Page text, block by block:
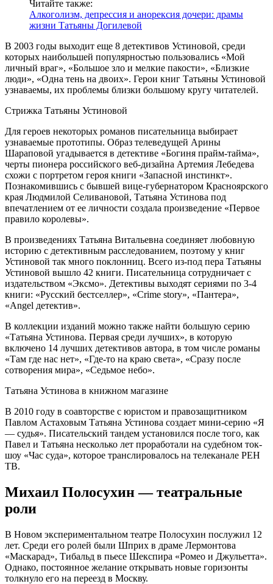
Читайте также:
Алкоголизм, депрессия и анорексия дочери: драмы
жизни Татьяны Догилевой
В 2003 годы выходит еще 8 детективов Устиновой, среди
которых наибольшей популярностью пользовались «Мой
личный враг», «Большое зло и мелкие пакости», «Близкие
люди», «Одна тень на двоих». Герои книг Татьяны Устиновой
узнаваемы, их проблемы близки большому кругу читателей.
Стрижка Татьяны Устиновой
Для героев некоторых романов писательница выбирает
узнаваемые прототипы. Образ телеведущей Арины
Шараповой угадывается в детективе «Богиня прайм-тайма»,
черты пионера российского веб-дизайна Артемия Лебедева
схожи с портретом героя книги «Запасной инстинкт».
Познакомившись с бывшей вице-губернатором Красноярского
края Людмилой Селивановой, Татьяна Устинова под
впечатлением от ее личности создала произведение «Первое
правило королевы».
В произведениях Татьяна Витальевна соединяет любовную
историю с детективным расследованием, поэтому у книг
Устиновой так много поклонниц. Всего из-под пера Татьяны
Устиновой вышло 42 книги. Писательница сотрудничает с
издательством «Эксмо». Детективы выходят сериями по 3-4
книги: «Русский бестселлер», «Сrime story», «Пантера»,
«Аngel детектив».
В коллекции изданий можно также найти большую серию
«Татьяна Устинова. Первая среди лучших», в которую
включено 14 лучших детективов автора, в том числе романы
«Там где нас нет», «Где-то на краю света», «Сразу после
сотворения мира», «Седьмое небо».
Татьяна Устинова в книжном магазине
В 2010 году в соавторстве с юристом и правозащитником
Павлом Астаховым Татьяна Устинова создает мини-серию «Я
— судья». Писательский тандем установился после того, как
Павел и Татьяна несколько лет проработали на судебном ток-
шоу «Час суда», которое транслировалось на телеканале РЕН
ТВ.
Михаил Полосухин — театральные
роли
В Новом экспериментальном театре Полосухин послужил 12
лет. Среди его ролей были Шприх в драме Лермонтова
«Маскарад», Тибальд в пьесе Шекспира «Ромео и Джульетта».
Однако, постоянное желание открывать новые горизонты
толкнуло его на переезд в Москву.